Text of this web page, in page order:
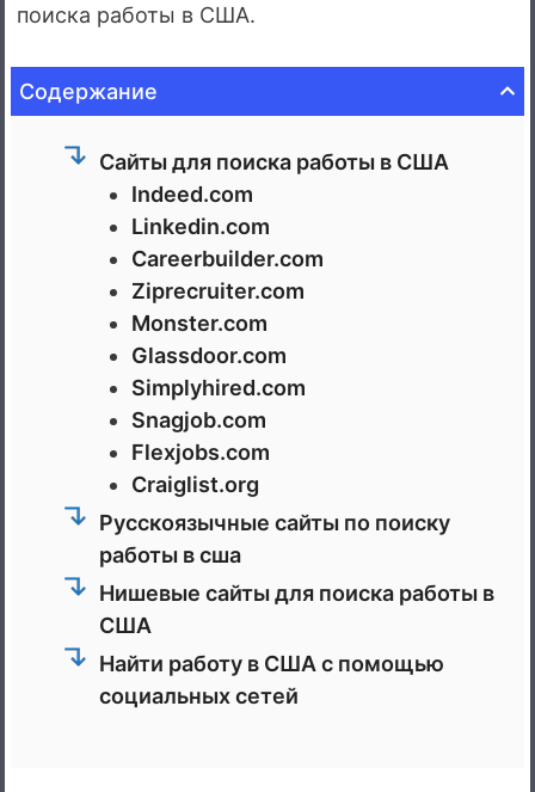
поиска работы в США.
Содержание
Сайты для поиска работы в США
Indeed.com
Linkedin.com
Careerbuilder.com
Ziprecruiter.com
Monster.com
Glassdoor.com
Simplyhired.com
Snagjob.com
Flexjobs.com
Craiglist.org
Русскоязычные сайты по поиску
работы в сша
Нишевые сайты для поиска работы в
США
Найти работу в США с помощью
социальных сетей